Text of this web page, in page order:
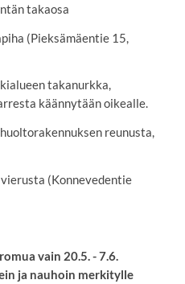
takaosa
(Pieksämäentie 15,
takanurkka,
käännytään oikealle.
reunusta,
(Konnevedentie
vain 20.5. - 7.6.
ja nauhoin merkitylle